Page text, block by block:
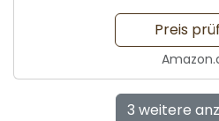
langhaarigen
Preis
3 weitere